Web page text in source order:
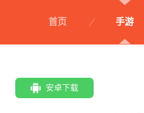
首页 手游
安卓下载